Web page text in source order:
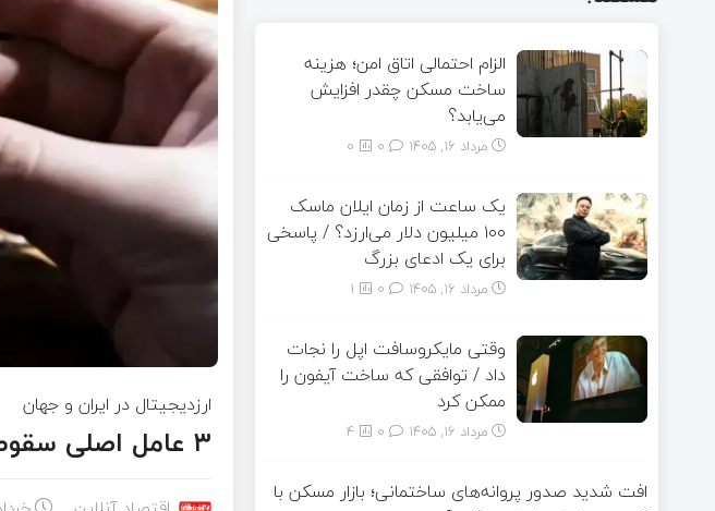
ارزدیجیتال در ایران و جهان
۳ عامل اصلی سقوط قیمت بیت‌کوین / پیش‌بینی بازار کریپتو در هفته آینده
الزام احتمالی اتاق امن؛ هزینه
ساخت مسکن چقدر افزایش
می‌یابد؟
مرداد ۱۶, ۱۴۰۵ 0
یک ساعت از زمان ایلان ماسک
۱۰۰ میلیون دلار می‌ارزد؟ / پاسخی
برای یک ادعای بزرگ
مرداد ۱۶, ۱۴۰۵ 1
وقتی مایکروسافت اپل را نجات
داد / توافقی که ساخت آیفون را
ممکن کرد
مرداد ۱۶, ۱۴۰۵ 4
افت شدید صدور پروانه‌های ساختمانی؛ بازار مسکن با